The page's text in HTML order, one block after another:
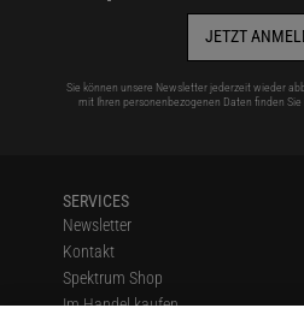
JETZT
Sie können unsere Newsletter jederzeit wieder
mit Ihren personenbezogenen Daten finden Sie
SERVICES
Newsletter
Kontakt
Spektrum Shop
Im Handel kaufen